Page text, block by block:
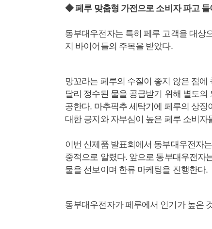
◆ 페루 맞춤형 가전으로 소비자 파고 들
동부대우전자는 특히 페루 고객을 대상
지 바이어들의 주목을 받았다.
망꼬라는 페루의 수질이 좋지 않은 점
달리 정수된 물을 공급받기 위해 별도의
공한다. 마추픽추 세탁기에 페루의 상징
대한 긍지와 자부심이 높은 페루 소비자
이번 신제품 발표회에서 동부대우전자
중적으로 알렸다. 앞으로 동부대우전자
물을 선보이며 한류 마케팅을 진행한다.
동부대우전자가 페루에서 인기가 높은